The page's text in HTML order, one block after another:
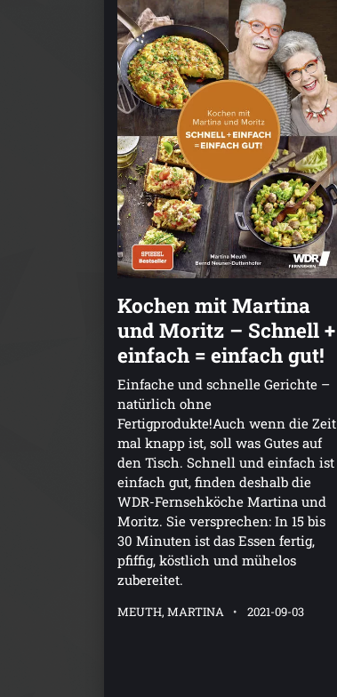
Kochen mit Martina
und Moritz – Schnell +
einfach = einfach gut!
Einfache und schnelle Gerichte –
natürlich ohne
Fertigprodukte!Auch wenn die Zeit
mal knapp ist, soll was Gutes auf
den Tisch. Schnell und einfach ist
einfach gut, finden deshalb die
WDR-Fernsehköche Martina und
Moritz. Sie versprechen: In 15 bis
30 Minuten ist das Essen fertig,
pfiffig, köstlich und mühelos
zubereitet.
MEUTH, MARTINA 2021-09-03